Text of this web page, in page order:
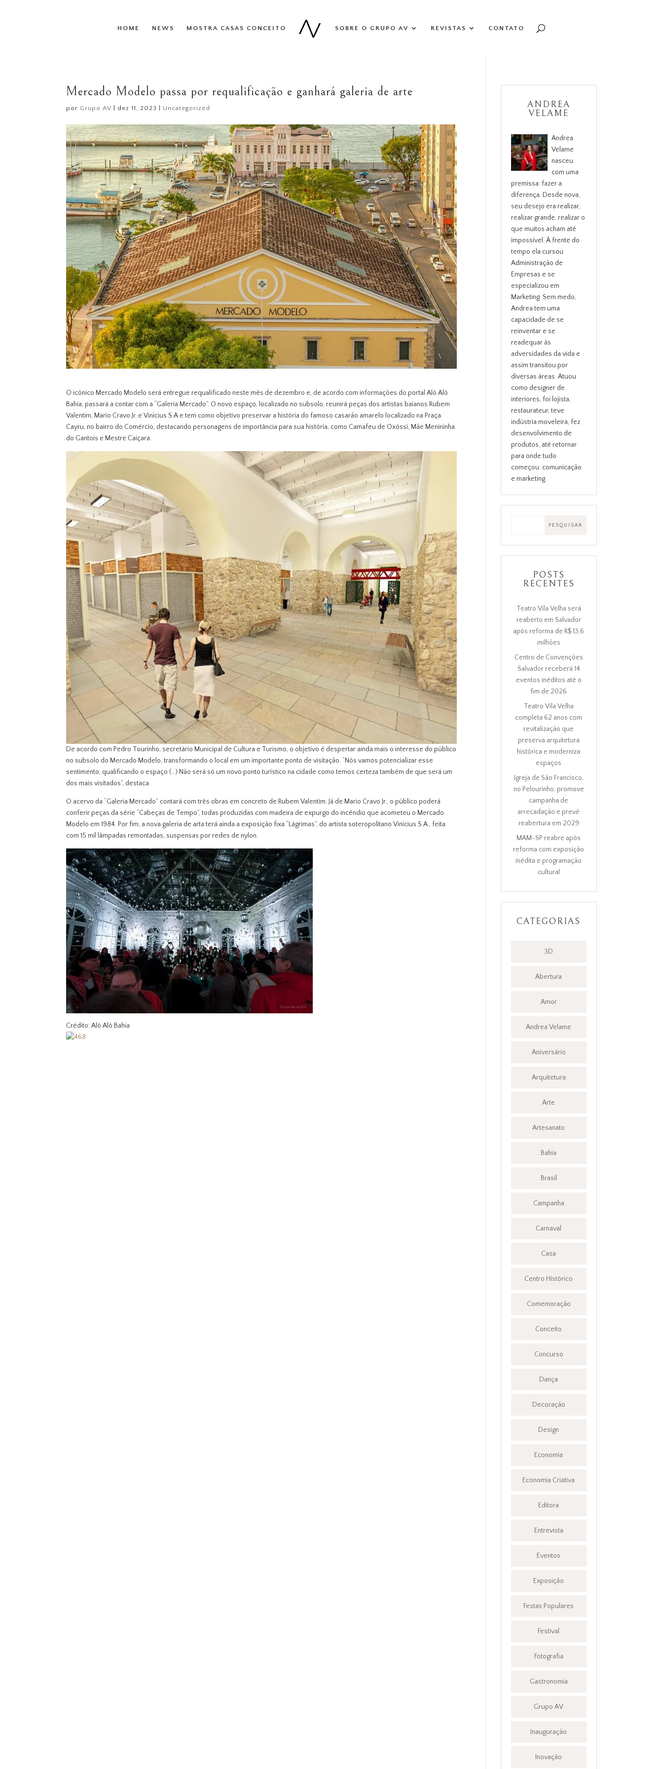
HOME NEWS MOSTRA CASAS CONCEITO SOBRE O GRUPO AV REVISTAS CONTATO
Mercado Modelo passa por requalificação e ganhará galeria de arte
por Grupo AV dez 11, 2023 Uncategorized
O icônico Mercado Modelo será entregue requalificado neste mês de dezembro e, de acordo com informações do portal Alô Alô
Bahia, passará a contar com a “Galeria Mercado”. O novo espaço, localizado no subsolo, reunirá peças dos artistas baianos Rubem
Valentim, Mario Cravo Jr. e Vinícius S.A e tem como objetivo preservar a história do famoso casarão amarelo localizado na Praça
Cayru, no bairro do Comércio, destacando personagens de importância para sua história, como Camafeu de Oxóssi, Mãe Menininha
do Gantois e Mestre Caiçara.
De acordo com Pedro Tourinho, secretário Municipal de Cultura e Turismo, o objetivo é despertar ainda mais o interesse do público
no subsolo do Mercado Modelo, transformando o local em um importante ponto de visitação. “Nós vamos potencializar esse
sentimento, qualificando o espaço (…) Não será só um novo ponto turístico na cidade como temos certeza também de que será um
dos mais visitados”, destaca.
O acervo da “Galeria Mercado” contará com três obras em concreto de Rubem Valentim. Já de Mario Cravo Jr., o público poderá
conferir peças da série “Cabeças de Tempo”, todas produzidas com madeira de expurgo do incêndio que acometeu o Mercado
Modelo em 1984. Por fim, a nova galeria de arta terá ainda a exposição fixa “Lágrimas”, do artista soteropolitano Vinícius S.A., feita
com 15 mil lâmpadas remontadas, suspensas por redes de nylon.
Crédito: Alô Alô Bahia
ANDREA
VELAME
Andrea
Velame
nasceu
com uma
premissa: fazer a
diferença. Desde nova,
seu desejo era realizar,
realizar grande, realizar o
que muitos acham até
impossível. À frente do
tempo ela cursou
Administração de
Empresas e se
especializou em
Marketing. Sem medo,
Andrea tem uma
capacidade de se
reinventar e se
readequar às
adversidades da vida e
assim transitou por
diversas áreas. Atuou
como designer de
interiores, foi lojista,
restaurateur, teve
indústria moveleira, fez
desenvolvimento de
produtos, até retornar
para onde tudo
começou: comunicação
e marketing.
POSTS
RECENTES
Teatro Vila Velha será
reaberto em Salvador
após reforma de R$ 13,6
milhões
Centro de Convenções
Salvador receberá 14
eventos inéditos até o
fim de 2026
Teatro Vila Velha
completa 62 anos com
revitalização que
preserva arquitetura
histórica e moderniza
espaços
Igreja de São Francisco,
no Pelourinho, promove
campanha de
arrecadação e prevê
reabertura em 2029
MAM-SP reabre após
reforma com exposição
inédita e programação
cultural
CATEGORIAS
3D
Abertura
Amor
Andrea Velame
Aniversário
Arquitetura
Arte
Artesanato
Bahia
Brasil
Campanha
Carnaval
Casa
Centro Histórico
Comemoração
Conceito
Concurso
Dança
Decoração
Design
Economia
Economia Criativa
Editora
Entrevista
Eventos
Exposição
Festas Populares
Festival
Fotografia
Gastronomia
Grupo AV
Inauguração
Inovação